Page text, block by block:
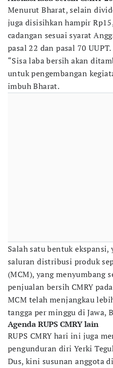
Menurut Bharat, selain
juga disisihkan hampir
cadangan sesuai syarat
pasal 22 dan pasal 70 UUPT.
“Sisa laba bersih akan
untuk pengembangan
imbuh Bharat.
Salah satu bentuk
saluran distribusi produk
(MCM), yang menyumbang
penjualan bersih CMRY
MCM telah menjangkau
tangga per minggu di Jawa,
Agenda RUPS CMRY lain
RUPS CMRY hari ini juga
pengunduran diri Yerki
Dus, kini susunan anggota